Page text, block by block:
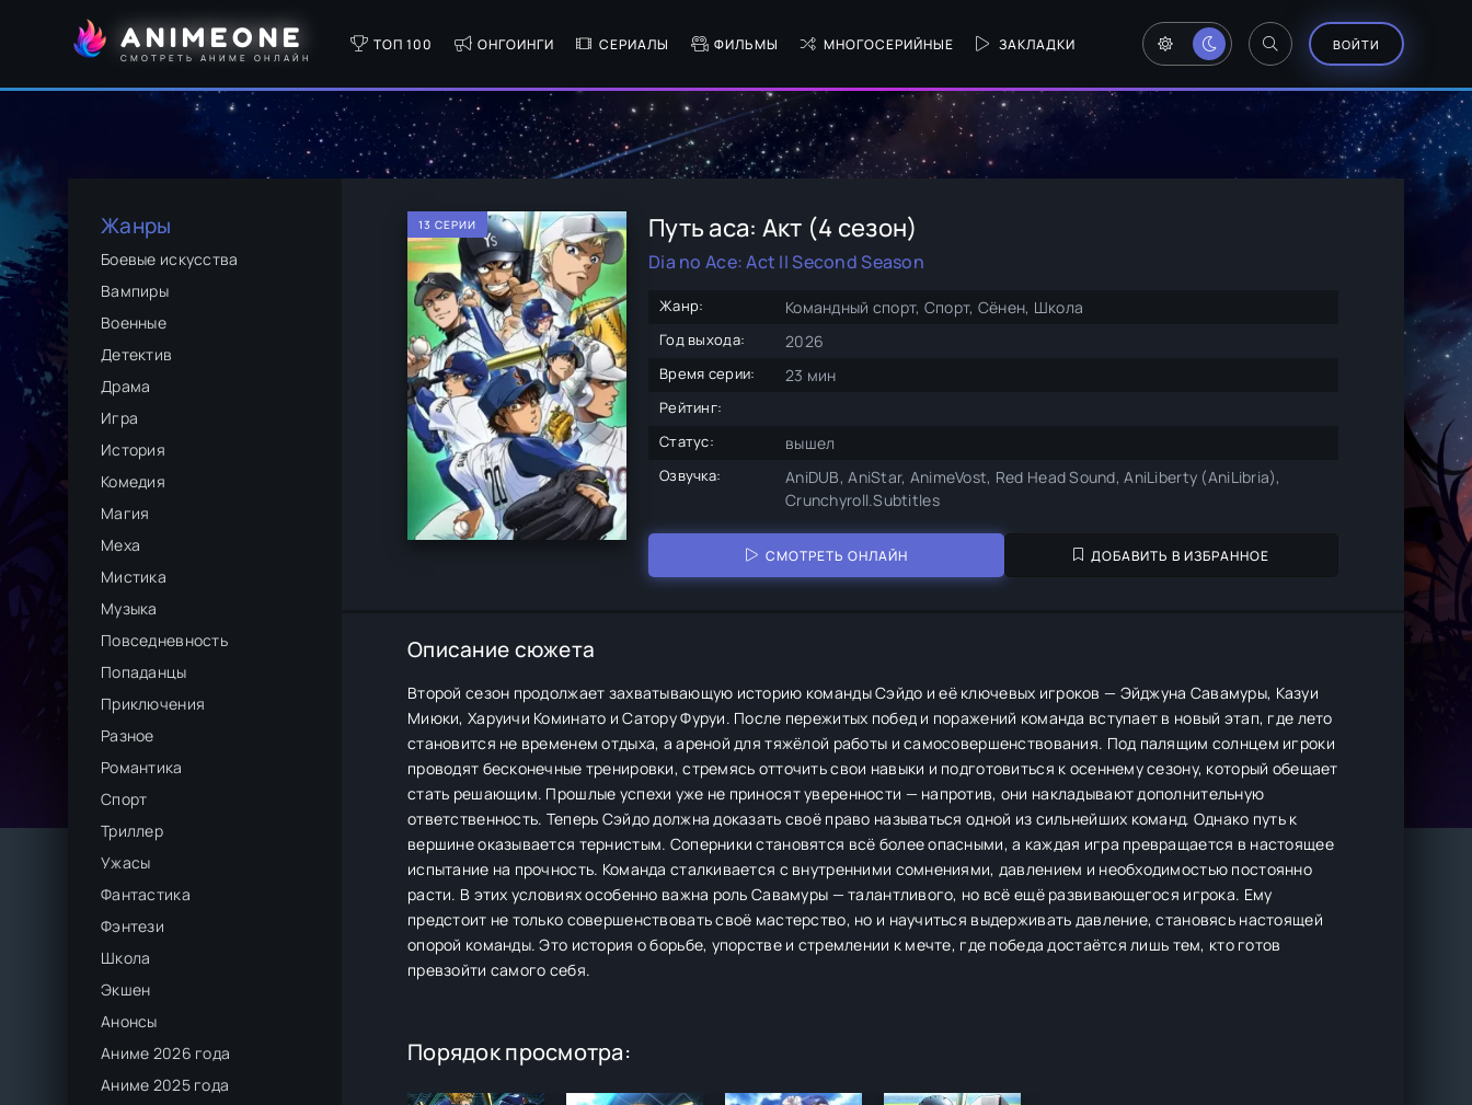
ANIMEONE
СМОТРЕТЬ АНИМЕ ОНЛАЙН
ТОП 100 ОНГОИНГИ СЕРИАЛЫ ФИЛЬМЫ МНОГОСЕРИЙНЫЕ ЗАКЛАДКИ ВОЙТИ
Жанры
Боевые искусства
Вампиры
Военные
Детектив
Драма
Игра
История
Комедия
Магия
Меха
Мистика
Музыка
Повседневность
Попаданцы
Приключения
Разное
Романтика
Спорт
Триллер
Ужасы
Фантастика
Фэнтези
Школа
Экшен
Анонсы
Аниме 2026 года
Аниме 2025 года
13 СЕРИИ Путь аса: Акт (4 сезон)
Dia no Ace: Act II Second Season
Жанр: Командный спорт, Спорт, Сёнен, Школа
Год выхода: 2026
Время серии: 23 мин
Рейтинг:
Статус:
вышел
Озвучка:
AniDUB, AniStar, AnimeVost, Red Head Sound, AniLiberty (AniLibria),
Crunchyroll.Subtitles
СМОТРЕТЬ ОНЛАЙН ДОБАВИТЬ В ИЗБРАННОЕ
Описание сюжета
Второй сезон продолжает захватывающую историю команды Сэйдо и её ключевых игроков — Эйджуна Савамуры, Казуи
Миюки, Харуичи Коминато и Сатору Фуруи. После пережитых побед и поражений команда вступает в новый этап, где лето
становится не временем отдыха, а ареной для тяжёлой работы и самосовершенствования. Под палящим солнцем игроки
проводят бесконечные тренировки, стремясь отточить свои навыки и подготовиться к осеннему сезону, который обещает
стать решающим. Прошлые успехи уже не приносят уверенности — напротив, они накладывают дополнительную
ответственность. Теперь Сэйдо должна доказать своё право называться одной из сильнейших команд. Однако путь к
вершине оказывается тернистым. Соперники становятся всё более опасными, а каждая игра превращается в настоящее
испытание на прочность. Команда сталкивается с внутренними сомнениями, давлением и необходимостью постоянно
расти. В этих условиях особенно важна роль Савамуры — талантливого, но всё ещё развивающегося игрока. Ему
предстоит не только совершенствовать своё мастерство, но и научиться выдерживать давление, становясь настоящей
опорой команды. Это история о борьбе, упорстве и стремлении к мечте, где победа достаётся лишь тем, кто готов
превзойти самого себя.
Порядок просмотра: